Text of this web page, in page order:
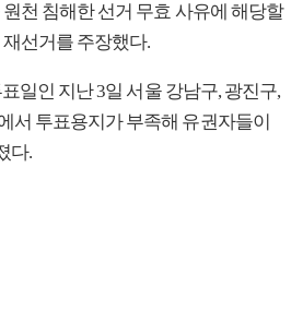
천 침해한 선거 무효 사유에 해당할
선거를 주장했다.
일인 지난 3일 서울 강남구, 광진구,
서 투표용지가 부족해 유권자들이
다.